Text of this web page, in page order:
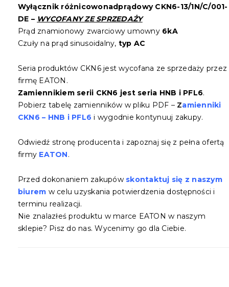
Wyłącznik różnicowonadprądowy CKN6-13/1N/C/001-
DE – WYCOFANY ZE SPRZEDAŻY
Prąd znamionowy zwarciowy umowny 6kA
Czuły na prąd sinusoidalny, typ AC
Seria produktów CKN6 jest wycofana ze sprzedaży przez
firmę EATON.
Zamiennikiem serii CKN6 jest seria HNB i PFL6.
Pobierz tabelę zamienników w pliku PDF – Zamienniki
CKN6 – HNB i PFL6 i wygodnie kontynuuj zakupy.
Odwiedź stronę producenta i zapoznaj się z pełna ofertą
firmy EATON.
Przed dokonaniem zakupów skontaktuj się z naszym
biurem w celu uzyskania potwierdzenia dostępności i
terminu realizacji.
Nie znalazłeś produktu w marce EATON w naszym
sklepie? Pisz do nas. Wycenimy go dla Ciebie.